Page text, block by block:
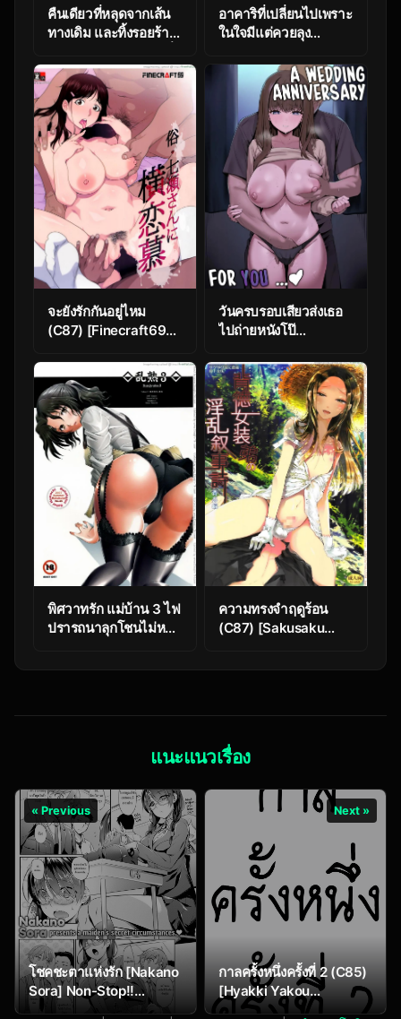
คืนเดียวที่หลุดจากเส้น
ทางเดิม และทิ้งรอยร้าว
[AMAM (Ame Arare)]
Mesunoyado ~Tsuma
wa Midare
Kegasareru~
อาคาริที่เปลี่ยนไปเพราะ
ในใจมีแต่ควยลุง
(Sui-en)] Kareshi ja
Ikenai Kyonyuu
Meikko, Dai Kirai na
Oji-san no Sei
Kaihatsu Massage ni
Ochiru
จะยังรักกันอยู่ไหม
(C87) [Finecraft69
san ni Yokorenbo
(Kindaichi Shounen
no Jikenbo)
วันครบรอบเสียวส่งเธอ
ไปถ่ายหนังโป๊
พิศวาทรัก แม่บ้าน 3 ไฟ
ปรารถนาลุกโชนไม่หยุด
ความทรงจำฤดูร้อน
(C87) [Sakusaku
Jojishi – Aokan Hen
แนะแนวเรื่อง
« Previous
โชคชะตาแห่งรัก [Nakano
Sora] Non-Stop!!
Fortune Teller (Comic
Next »
กาลครั้งหนึ่งครั้งที่ 2 (C85)
[Hyakki Yakou
(Nenemaru)] Umide